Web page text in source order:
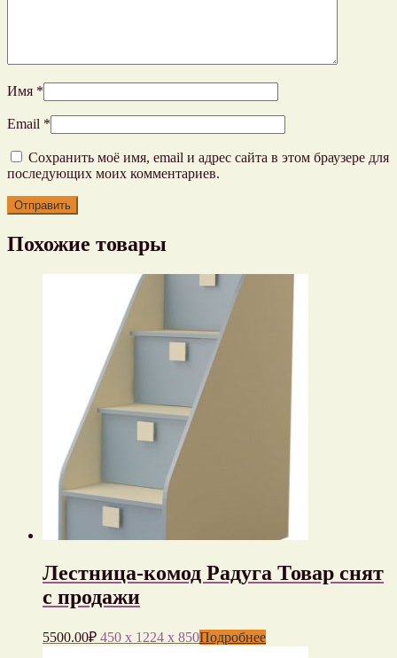
Имя *
Email *
Сохранить моё имя, email и адрес сайта в этом браузере для
последующих моих комментариев.
Похожие товары
Лестница-комод Радуга Товар снят
с продажи
5500.00₽ 450 x 1224 x 850Подробнее